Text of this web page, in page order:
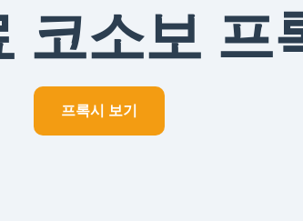
코소보 프
프록시 보기